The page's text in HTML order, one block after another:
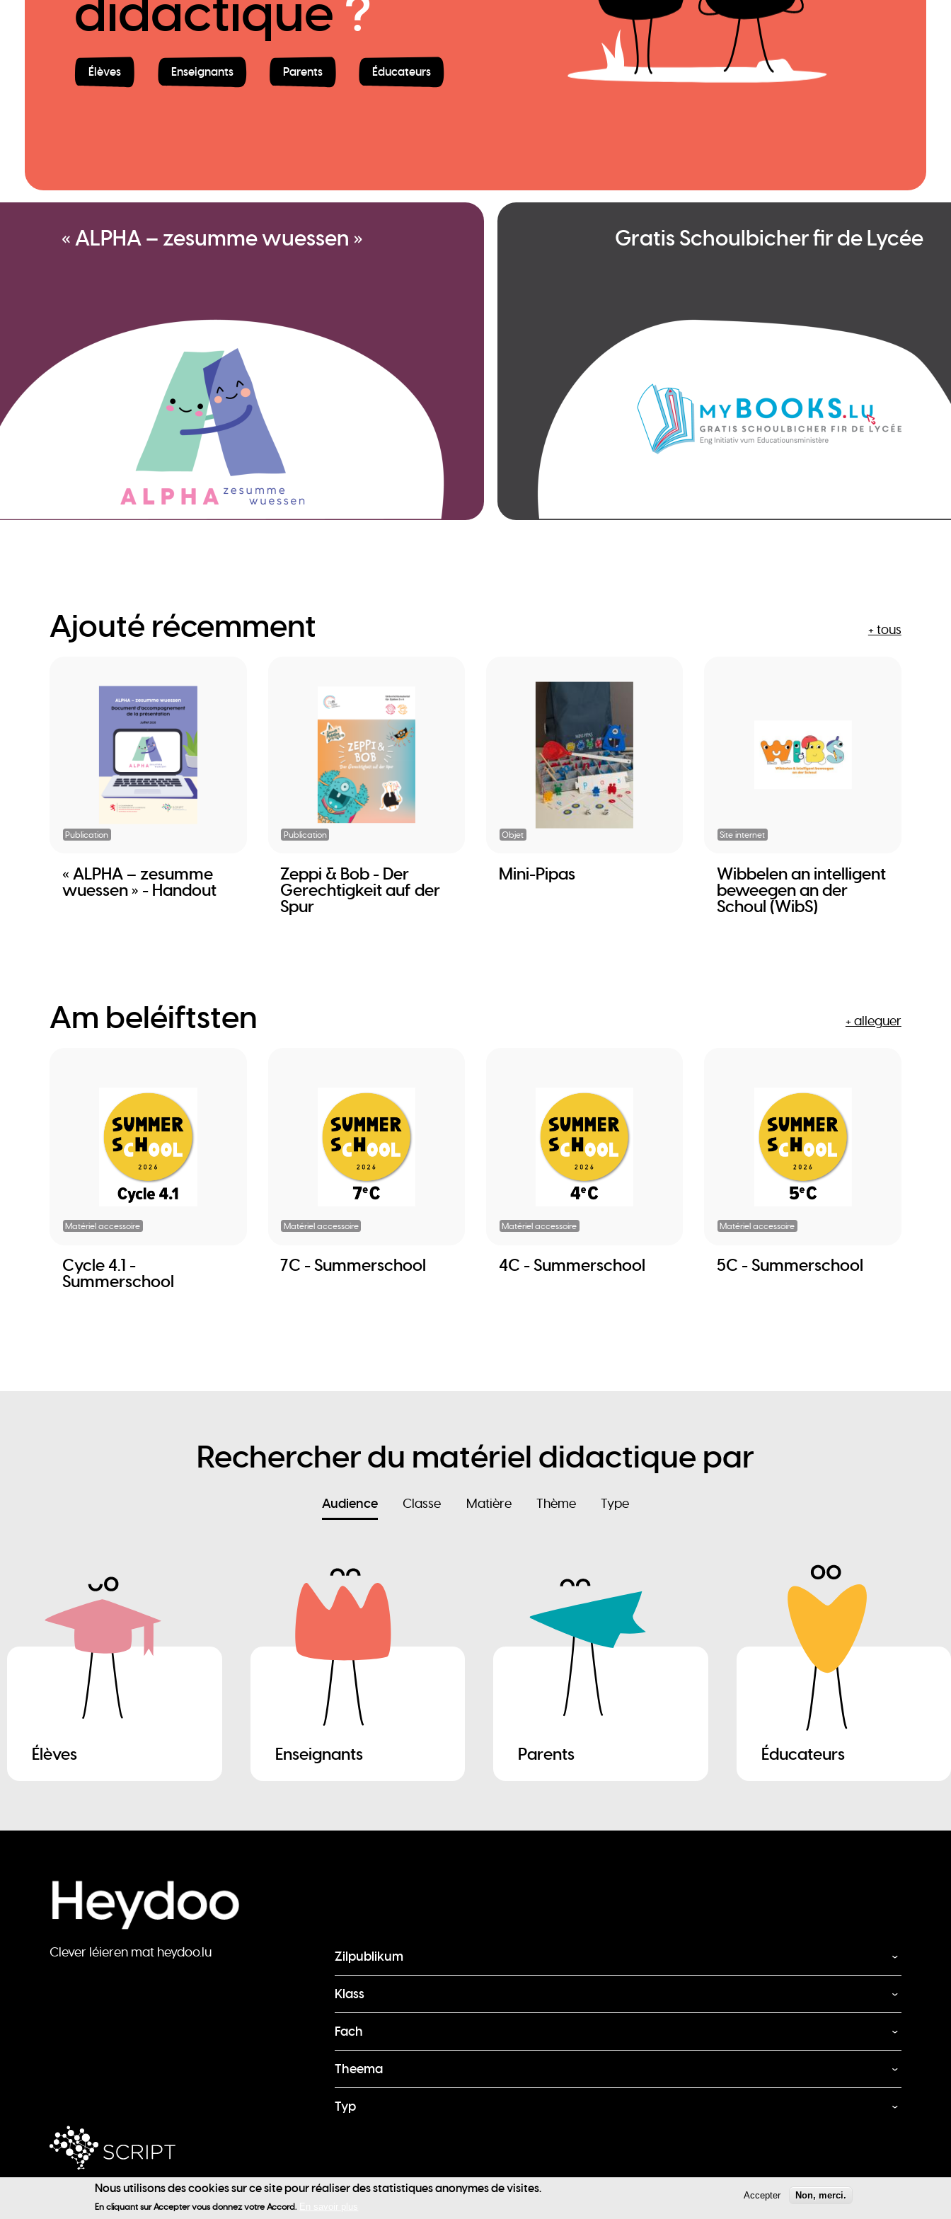
didactique ?
Élèves Enseignants Parents Éducateurs
« ALPHA – zesumme wuessen » Gratis Schoulbicher fir de Lycée
Ajouté récemment
Publication
« ALPHA – zesumme
wuessen » - Handout
Publication
Zeppi & Bob - Der
Gerechtigkeit auf der
Spur
Objet
Mini-Pipas
Site internet
Wibbelen an intelligent
beweegen an der
Schoul (WibS)
+ tous
Am beléiftsten
Matériel accessoire
Cycle 4.1 -
Summerschool
Matériel accessoire
7C - Summerschool
Matériel accessoire
4C - Summerschool
Matériel accessoire
5C - Summerschool
+ alleguer
Rechercher du matériel didactique par
Audience Classe Matière Thème Type
Élèves Enseignants Parents Éducateurs
Clever léieren mat heydoo.lu Zilpublikum
Klass
Fach
Theema
Typ
@ 2024 SCRIPT / Heydoo
Footer
menu
Contact Mentions légales
Nous utilisons des cookies sur ce site pour réaliser des statistiques anonymes de visites.
En cliquant sur Accepter vous donnez votre Accord.
Accepter Non, merci.